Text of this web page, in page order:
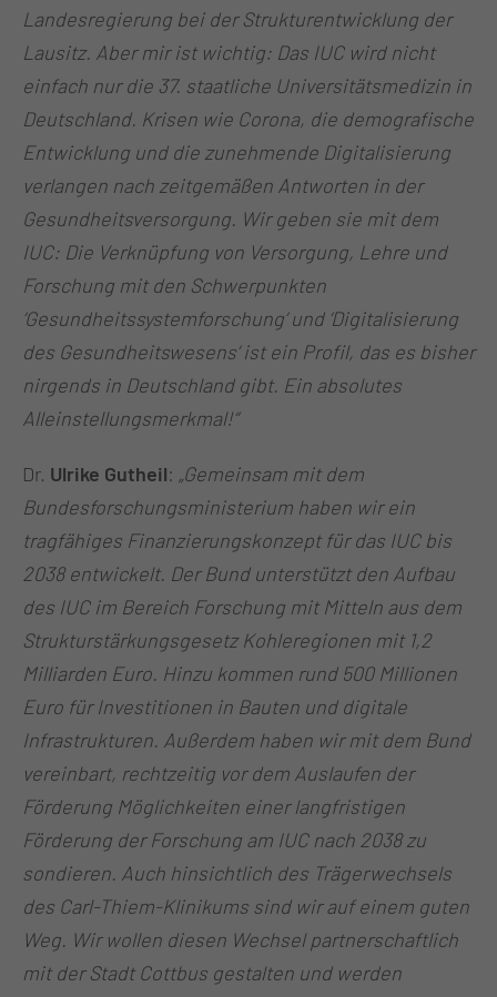
Landesregierung bei der Strukturentwicklung der
Lausitz. Aber mir ist wichtig: Das IUC wird nicht
einfach nur die 37. staatliche Universitätsmedizin in
Deutschland. Krisen wie Corona, die demografische
Entwicklung und die zunehmende Digitalisierung
verlangen nach zeitgemäßen Antworten in der
Gesundheitsversorgung. Wir geben sie mit dem
IUC: Die Verknüpfung von Versorgung, Lehre und
Forschung mit den Schwerpunkten
‘Gesundheitssystemforschung‘ und ‘Digitalisierung
des Gesundheitswesens‘ ist ein Profil, das es bisher
nirgends in Deutschland gibt. Ein absolutes
Alleinstellungsmerkmal!“
Dr. Ulrike Gutheil: „Gemeinsam mit dem
Bundesforschungsministerium haben wir ein
tragfähiges Finanzierungskonzept für das IUC bis
2038 entwickelt. Der Bund unterstützt den Aufbau
des IUC im Bereich Forschung mit Mitteln aus dem
Strukturstärkungsgesetz Kohleregionen mit 1,2
Milliarden Euro. Hinzu kommen rund 500 Millionen
Euro für Investitionen in Bauten und digitale
Infrastrukturen. Außerdem haben wir mit dem Bund
vereinbart, rechtzeitig vor dem Auslaufen der
Förderung Möglichkeiten einer langfristigen
Förderung der Forschung am IUC nach 2038 zu
sondieren. Auch hinsichtlich des Trägerwechsels
des Carl-Thiem-Klinikums sind wir auf einem guten
Weg. Wir wollen diesen Wechsel partnerschaftlich
mit der Stadt Cottbus gestalten und werden